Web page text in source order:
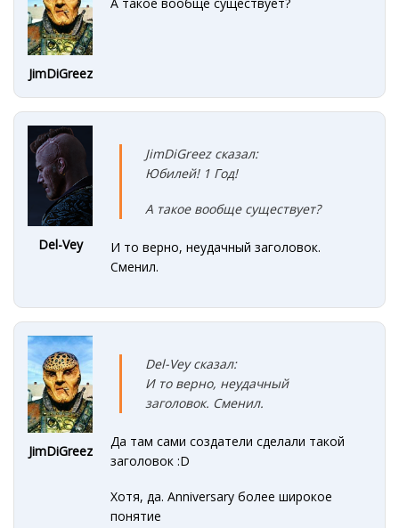
JimDiGreez
Del-Vey
JimDiGreez сказал:
Юбилей! 1 Год!
А такое вообще существует?
И то верно, неудачный заголовок.
Сменил.
JimDiGreez
Del-Vey сказал:
И то верно, неудачный
заголовок. Сменил.
Да там сами создатели сделали такой
заголовок:D
Хотя, да. Anniversary более широкое
понятие